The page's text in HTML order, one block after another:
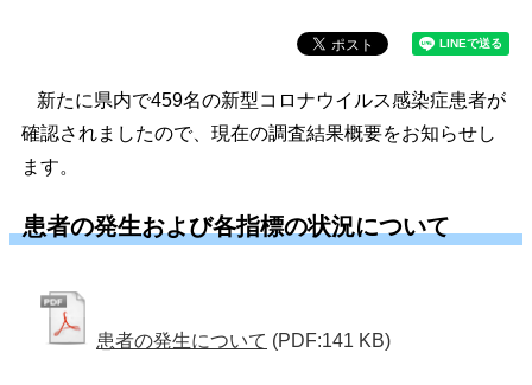
新たに県内で459名の新型コロナウイルス感染症患者が
確認されましたので、現在の調査結果概要をお知らせし
ます。
患者の発生および各指標の状況について
患者の発生について (PDF:141 KB)